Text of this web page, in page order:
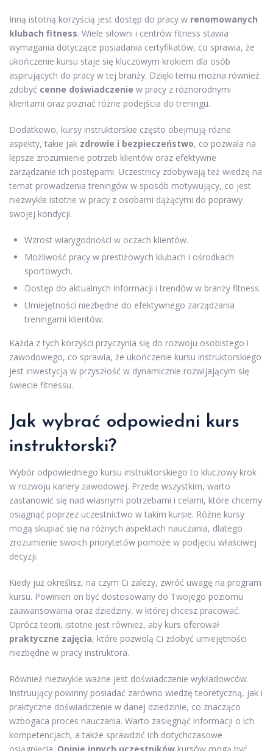
Inną istotną korzyścią jest dostęp do pracy w renomowanych
klubach fitness. Wiele siłowni i centrów fitness stawia
wymagania dotyczące posiadania certyfikatów, co sprawia, że
ukończenie kursu staje się kluczowym krokiem dla osób
aspirujących do pracy w tej branży. Dzięki temu można również
zdobyć cenne doświadczenie w pracy z różnorodnymi
klientami oraz poznać różne podejścia do treningu.
Dodatkowo, kursy instruktorskie często obejmują różne
aspekty, takie jak zdrowie i bezpieczeństwo, co pozwala na
lepsze zrozumienie potrzeb klientów oraz efektywne
zarządzanie ich postępami. Uczestnicy zdobywają też wiedzę na
temat prowadzenia treningów w sposób motywujący, co jest
niezwykle istotne w pracy z osobami dążącymi do poprawy
swojej kondycji.
Wzrost wiarygodności w oczach klientów.
Możliwość pracy w prestiżowych klubach i ośrodkach
sportowych.
Dostęp do aktualnych informacji i trendów w branży fitness.
Umiejętności niezbędne do efektywnego zarządzania
treningami klientów.
Każda z tych korzyści przyczynia się do rozwoju osobistego i
zawodowego, co sprawia, że ukończenie kursu instruktorskiego
jest inwestycją w przyszłość w dynamicznie rozwijającym się
świecie fitnessu.
Jak wybrać odpowiedni kurs
instruktorski?
Wybór odpowiedniego kursu instruktorskiego to kluczowy krok
w rozwoju kariery zawodowej. Przede wszystkim, warto
zastanowić się nad własnymi potrzebami i celami, które chcemy
osiągnąć poprzez uczestnictwo w takim kursie. Różne kursy
mogą skupiać się na różnych aspektach nauczania, dlatego
zrozumienie swoich priorytetów pomoże w podjęciu właściwej
decyzji.
Kiedy już określisz, na czym Ci zależy, zwróć uwagę na program
kursu. Powinien on być dostosowany do Twojego poziomu
zaawansowania oraz dziedziny, w której chcesz pracować.
Oprócz teorii, istotne jest również, aby kurs oferował
praktyczne zajęcia, które pozwolą Ci zdobyć umiejętności
niezbędne w pracy instruktora.
Również niezwykle ważne jest doświadczenie wykładowców.
Instruujący powinny posiadać zarówno wiedzę teoretyczną, jak i
praktyczne doświadczenie w danej dziedzinie, co znacząco
wzbogaca proces nauczania. Warto zasięgnąć informacji o ich
kompetencjach, a także sprawdzić ich dotychczasowe